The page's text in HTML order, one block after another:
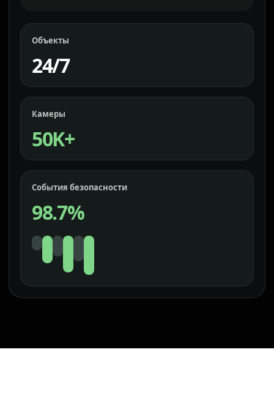
Объекты
24/7
Камеры
50K+
События безопасности
98.7%